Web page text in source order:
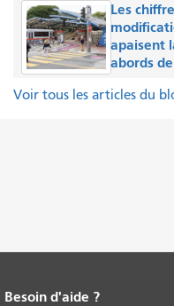
Les
apaisent
abords
Voir tous les articles du
Fin du contenu de la page.
Besoin d'aide ?